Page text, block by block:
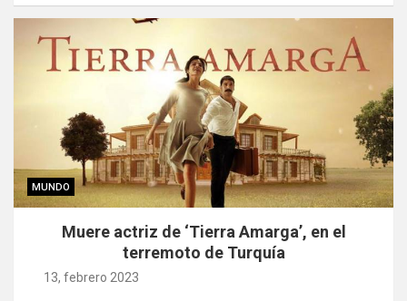
MUNDO
Muere actriz de ‘Tierra Amarga’, en el
terremoto de Turquía
13, febrero 2023